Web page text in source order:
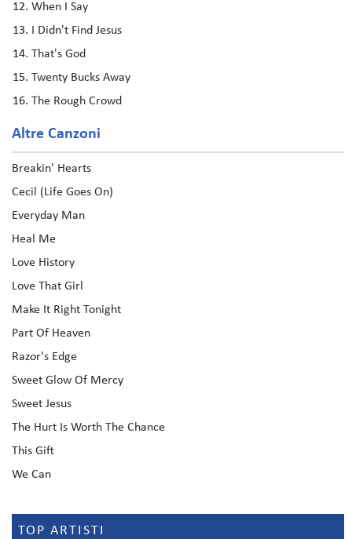
When I Say
I Didn't Find Jesus
That's God
Twenty Bucks Away
The Rough Crowd
Altre Canzoni
Breakin' Hearts
Cecil (Life Goes On)
Everyday Man
Heal Me
Love History
Love That Girl
Make It Right Tonight
Part Of Heaven
Razor's Edge
Sweet Glow Of Mercy
Sweet Jesus
The Hurt Is Worth The Chance
This Gift
We Can
TOP ARTISTI